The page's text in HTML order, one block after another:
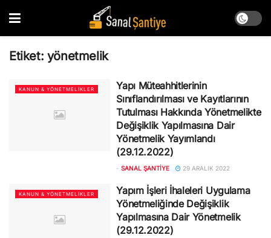
Etiket: yönetmelik
KANUN & YÖNETMELIKLER
Yapı Müteahhitlerinin
Sınıflandırılması ve Kayıtlarının
Tutulması Hakkında Yönetmelikte
Değişiklik Yapılmasına Dair
Yönetmelik Yayımlandı
(29.12.2022)
- SANAL ŞANTIYE 29 ARALIK 2022
KANUN & YÖNETMELIKLER
Yapım İşleri İhaleleri Uygulama
Yönetmeliğinde Değişiklik
Yapılmasına Dair Yönetmelik
(29.12.2022)